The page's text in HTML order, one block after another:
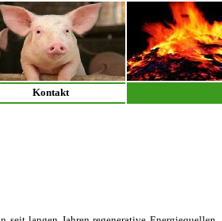
Kontakt